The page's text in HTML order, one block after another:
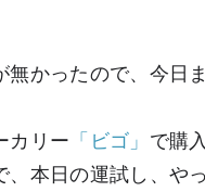
かったので、今日
カリー 「ビゴ」 で購
本日の運試し、や